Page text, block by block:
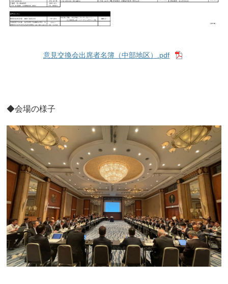
意見交換会出席者名簿（中部地区）.pdf
◆会場の様子